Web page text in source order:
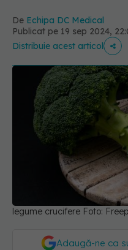
De Echipa DC Medical
Publicat pe 19 sep 2024,
Distribuie acest articol
legume crucifere Foto:
Adaugă-ne ca